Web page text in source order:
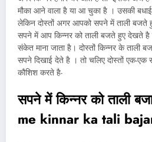
मौका आने वाला है या आ चुका है । उसकी
लेकिन दोस्तों अगर आपको सपने में ताली बजते
सपने में आप किन्नर को ताली बजते हुए देखते
संकेत माना जाता है। दोस्तों किन्नर के ताली
सपने दिखाई देते है । तो चलिए दोस्तों एक-एक
कौशिश करते है-
सपने में किन्नर को ताली
me kinnar ka tali